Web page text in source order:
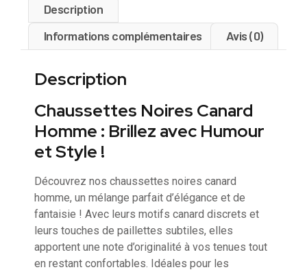
Description
Informations complémentaires
Avis (0)
Description
Chaussettes Noires Canard
Homme : Brillez avec Humour
et Style !
Découvrez nos chaussettes noires canard
homme, un mélange parfait d’élégance et de
fantaisie ! Avec leurs motifs canard discrets et
leurs touches de paillettes subtiles, elles
apportent une note d’originalité à vos tenues tout
en restant confortables. Idéales pour les